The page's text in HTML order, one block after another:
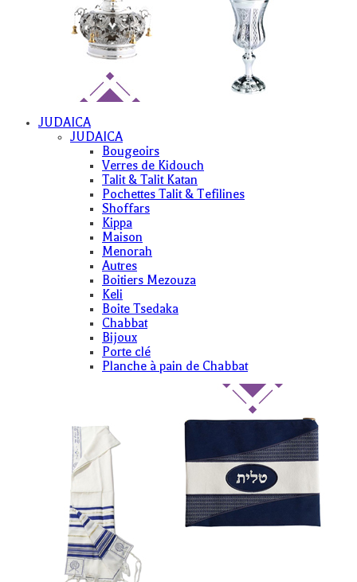
JUDAICA
JUDAICA
Bougeoirs
Verres de Kidouch
Talit & Talit Katan
Pochettes Talit & Tefilines
Shoffars
Kippa
Maison
Menorah
Autres
Boitiers Mezouza
Keli
Boite Tsedaka
Chabbat
Bijoux
Porte clé
Planche à pain de Chabbat